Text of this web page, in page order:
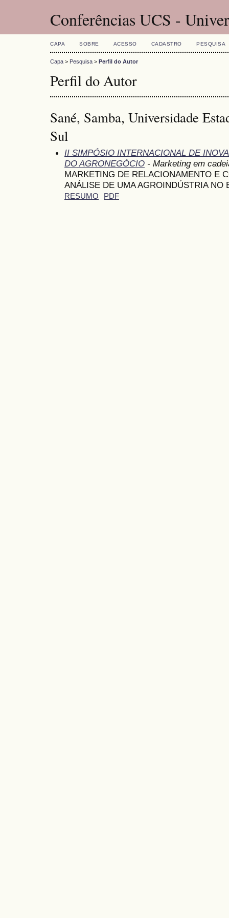
Conferências UCS -
CAPA SOBRE ACESSO CADASTRO PESQUISA
Capa > Pesquisa > Perfil do Autor
Perfil do Autor
Sané, Samba, Universidade
Sul
II SIMPÓSIO INTERNACIONAL DE
DO AGRONEGÓCIO - Marketing em
MARKETING DE RELACIONAMENTO E
ANÁLISE DE UMA AGROINDÚSTRIA NO
RESUMO PDF